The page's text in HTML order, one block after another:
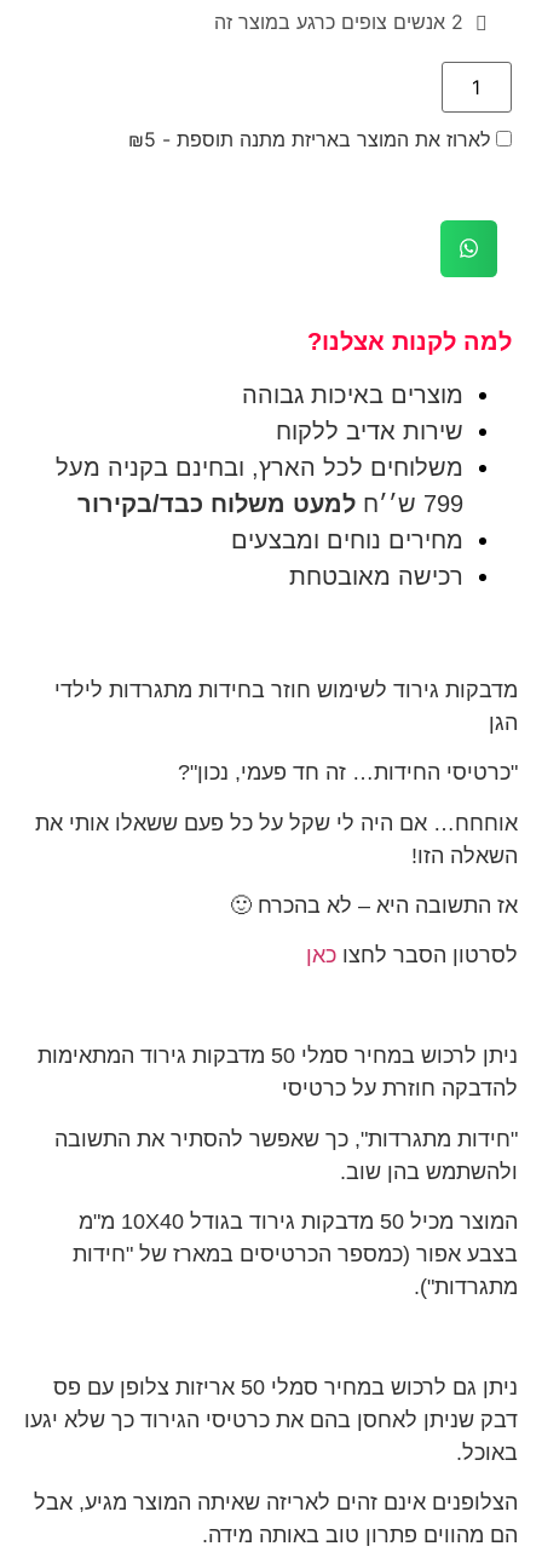
2 אנשים צופים כרגע במוצר זה
לארוז את המוצר באריזת מתנה תוספת - ₪5
למה לקנות אצלנו?
מוצרים באיכות גבוהה
שירות אדיב ללקוח
משלוחים לכל הארץ, ובחינם בקניה מעל
799 ש׳׳ח
למעט משלוח כבד/בקירור
מחירים נוחים ומבצעים
רכישה מאובטחת
מדבקות גירוד לשימוש חוזר בחידות מתגרדות לילדי
הגן
"כרטיסי החידות… זה חד פעמי, נכון"?
אוחחח… אם היה לי שקל על כל פעם ששאלו אותי את
השאלה הזו!
אז התשובה היא – לא בהכרח 🙂
לסרטון הסבר לחצו כאן
ניתן לרכוש במחיר סמלי 50 מדבקות גירוד המתאימות
להדבקה חוזרת על כרטיסי
"חידות מתגרדות", כך שאפשר להסתיר את התשובה
ולהשתמש בהן שוב.
המוצר מכיל 50 מדבקות גירוד בגודל 10X40 מ"מ
בצבע אפור (כמספר הכרטיסים במארז של "חידות
מתגרדות").
ניתן גם לרכוש במחיר סמלי 50 אריזות צלופן עם פס
דבק שניתן לאחסן בהם את כרטיסי הגירוד כך שלא יגעו
באוכל.
הצלופנים אינם זהים לאריזה שאיתה המוצר מגיע, אבל
הם מהווים פתרון טוב באותה מידה.